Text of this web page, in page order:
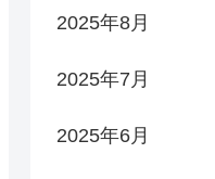
2025年8月
2025年7月
2025年6月